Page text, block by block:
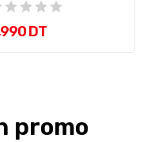
DT
promo